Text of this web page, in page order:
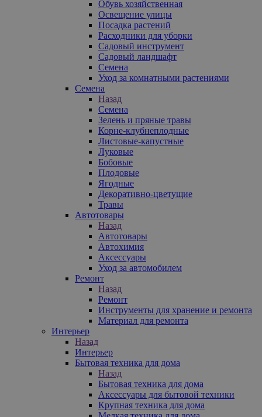
Обувь хозяйственная
Освещение улицы
Посадка растений
Расходники для уборки
Садовый инструмент
Садовый ландшафт
Семена
Уход за комнатными растениями
Семена
Назад
Семена
Зелень и пряные травы
Корне-клубнеплодные
Листовые-капустные
Луковые
Бобовые
Плодовые
Ягодные
Декоративно-цветущие
Травы
Автотовары
Назад
Автотовары
Автохимия
Аксессуары
Уход за автомобилем
Ремонт
Назад
Ремонт
Инструменты для хранение и ремонта
Материал для ремонта
Интерьер
Назад
Интерьер
Бытовая техника для дома
Назад
Бытовая техника для дома
Аксессуары для бытовой техники
Крупная техника для дома